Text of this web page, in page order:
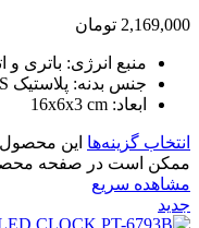
2,169,000 تومان
منبع انرژی: باتری و
جنس بدنه: پلاستیک ABS
ابعاد: 16x6x3 cm
انتخاب گزینه‌ها این محصول
ممکن است در صفحه
مشاهده سریع
جدید